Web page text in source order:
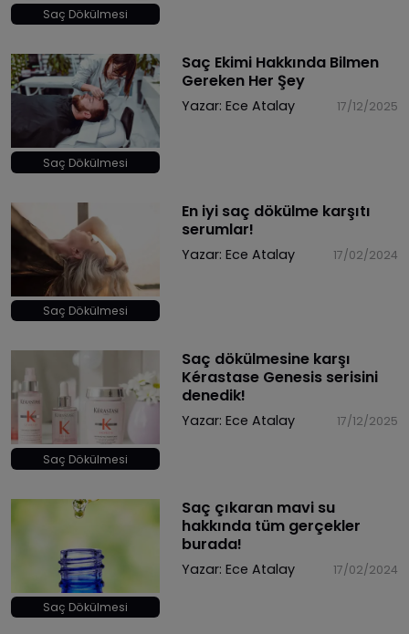
Saç Dökülmesi
Saç Dökülmesi
Saç Ekimi Hakkında Bilmen
Gereken Her Şey
Yazar: Ece Atalay 17/12/2025
Saç Dökülmesi
En iyi saç dökülme karşıtı
serumlar!
Yazar: Ece Atalay 17/02/2024
Saç Dökülmesi
Saç dökülmesine karşı
Kérastase Genesis serisini
denedik!
Yazar: Ece Atalay 17/12/2025
Saç Dökülmesi
Saç çıkaran mavi su
hakkında tüm gerçekler
burada!
Yazar: Ece Atalay 17/02/2024